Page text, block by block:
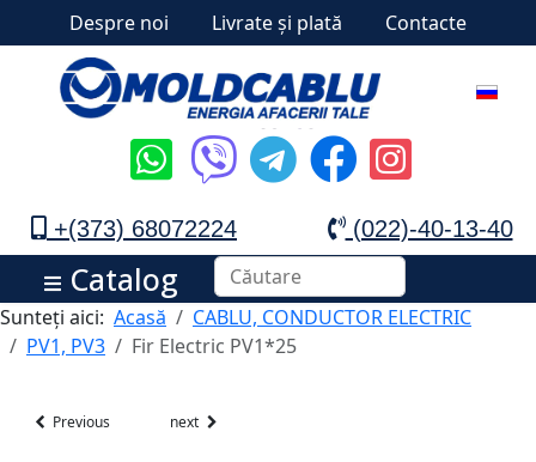
Despre noi Livrate și plată Contacte
+(373) 68072224 (022)-40-13-40
Catalog
Sunteți aici: Acasă
CABLU, CONDUCTOR ELECTRIC
PV1, PV3
Fir Electric PV1*25
Previous next